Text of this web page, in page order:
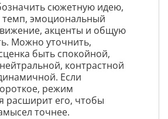
сюжетную идею,
темп, эмоциональный
акценты и общую
Можно уточнить,
быть спокойной,
контрастной
Если
режим
расширит его, чтобы
точнее.